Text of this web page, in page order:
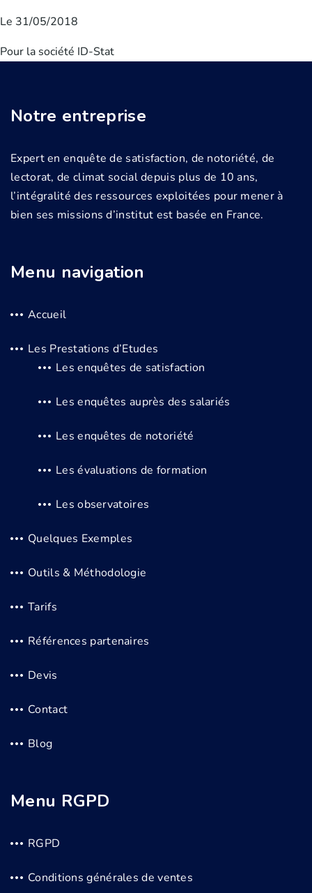
Le 31/05/2018
Pour la société ID-Stat
Notre entreprise
Expert en enquête de satisfaction, de notoriété, de
lectorat, de climat social depuis plus de 10 ans,
l’intégralité des ressources exploitées pour mener à
bien ses missions d’institut est basée en France.
Menu navigation
Accueil
Les Prestations d’Etudes
Les enquêtes de satisfaction
Les enquêtes auprès des salariés
Les enquêtes de notoriété
Les évaluations de formation
Les observatoires
Quelques Exemples
Outils & Méthodologie
Tarifs
Références partenaires
Devis
Contact
Blog
Menu RGPD
RGPD
Conditions générales de ventes